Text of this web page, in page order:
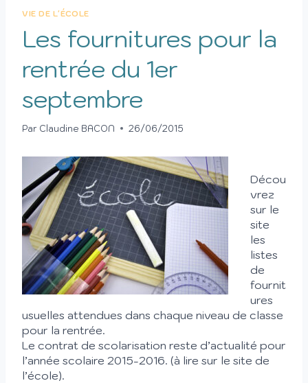
VIE DE L'ÉCOLE
Les fournitures pour la
rentrée du 1er
septembre
Par Claudine BACON 26/06/2015
Décou
vrez
sur le
site
les
listes
de
fournit
ures
usuelles attendues dans chaque niveau de classe
pour la rentrée.
Le contrat de scolarisation reste d’actualité pour
l’année scolaire 2015-2016. (à lire sur le site de
l’école).